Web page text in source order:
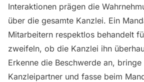
Interaktionen prägen die
über die gesamte Kanzlei. Ein
Mitarbeitern respektlos behandelt
zweifeln, ob die Kanzlei ihn
Erkenne die Beschwerde an, bringe
Kanzleipartner und fasse beim